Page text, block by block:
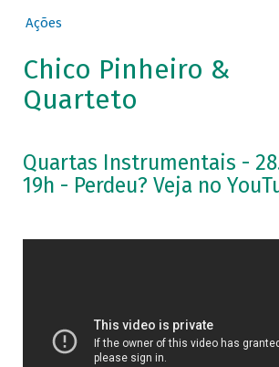
Ações
Chico Pinheiro &
Quarteto
Quartas Instrumentais -
19h - Perdeu? Veja no